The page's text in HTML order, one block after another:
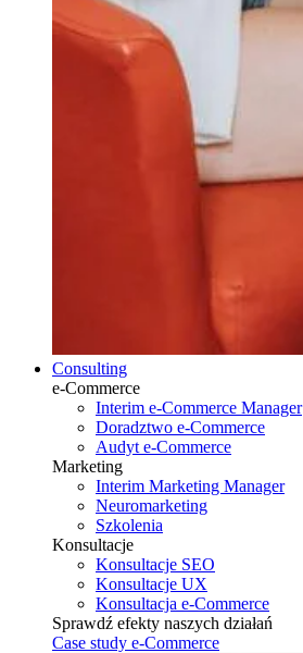
Consulting
e-Commerce
Interim e-Commerce Manager
Doradztwo e-Commerce
Audyt e-Commerce
Marketing
Interim Marketing Manager
Neuromarketing
Szkolenia
Konsultacje
Konsultacje SEO
Konsultacje UX
Konsultacja e-Commerce
Sprawdź efekty naszych działań
Case study e-Commerce